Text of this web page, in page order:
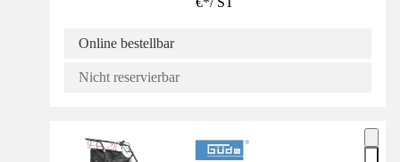
Online bestellbar
Nicht reservierbar